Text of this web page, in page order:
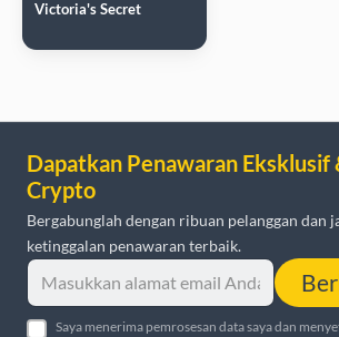
Victoria's Secret
Dapatkan Penawaran Eksklusif
Crypto
Bergabunglah dengan ribuan pelanggan dan
ketinggalan penawaran terbaik.
Saya menerima pemrosesan data saya dan